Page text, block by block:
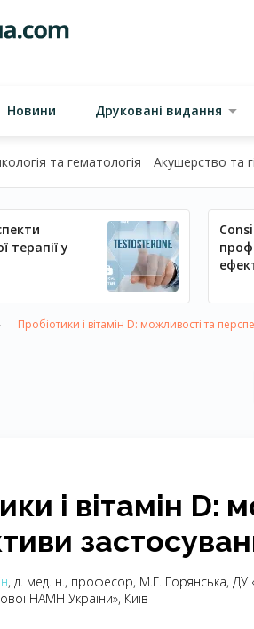
Новини Друковані видання
та гематологія Акушерство та
терапії у
Пробіотики і вітамін D: можливості та
і вітамін D:
, д. мед. н., професор, М.Г. Горянська, ДУ
НАМН України», Київ